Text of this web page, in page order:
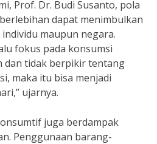
Prof. Dr. Budi Susanto, pola
dapat menimbulkan
maupun negara.
fokus pada konsumsi
dan tidak berpikir tentang
maka itu bisa menjadi
ujarnya.
juga berdampak
Penggunaan barang-